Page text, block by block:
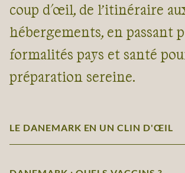
coup d'œil, de l’itinéraire
hébergements, en passant
formalités pays et santé
préparation sereine.
LE DANEMARK EN UN CLIN D'ŒIL